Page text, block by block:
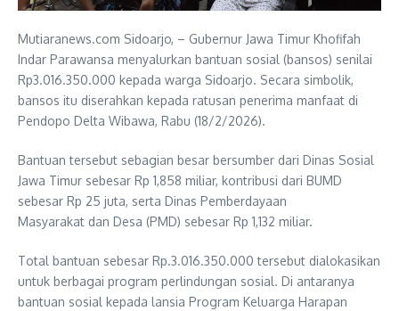
Mutiaranews.com Sidoarjo, – Gubernur Jawa Timur Khofifah
Indar Parawansa menyalurkan bantuan sosial (bansos) senilai
Rp3.016.350.000 kepada warga Sidoarjo. Secara simbolik,
bansos itu diserahkan kepada ratusan penerima manfaat di
Pendopo Delta Wibawa, Rabu (18/2/2026).
Bantuan tersebut sebagian besar bersumber dari Dinas Sosial
Jawa Timur sebesar Rp 1,858 miliar, kontribusi dari BUMD
sebesar Rp 25 juta, serta Dinas Pemberdayaan
Masyarakat dan Desa (PMD) sebesar Rp 1,132 miliar.
Total bantuan sebesar Rp.3.016.350.000 tersebut dialokasikan
untuk berbagai program perlindungan sosial. Di antaranya
bantuan sosial kepada lansia Program Keluarga Harapan